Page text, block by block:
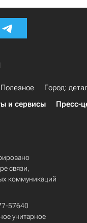
Полезное
Город:
и сервисы Пресс-
связи,
коммуникаций
57640
унитарное